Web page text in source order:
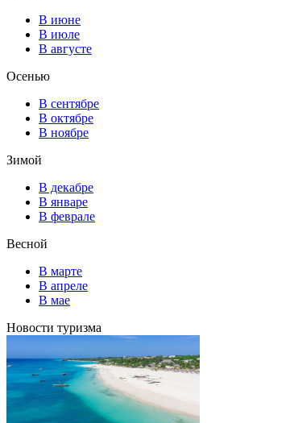
В июне
В июле
В августе
Осенью
В сентябре
В октябре
В ноябре
Зимой
В декабре
В январе
В феврале
Весной
В марте
В апреле
В мае
Новости туризма